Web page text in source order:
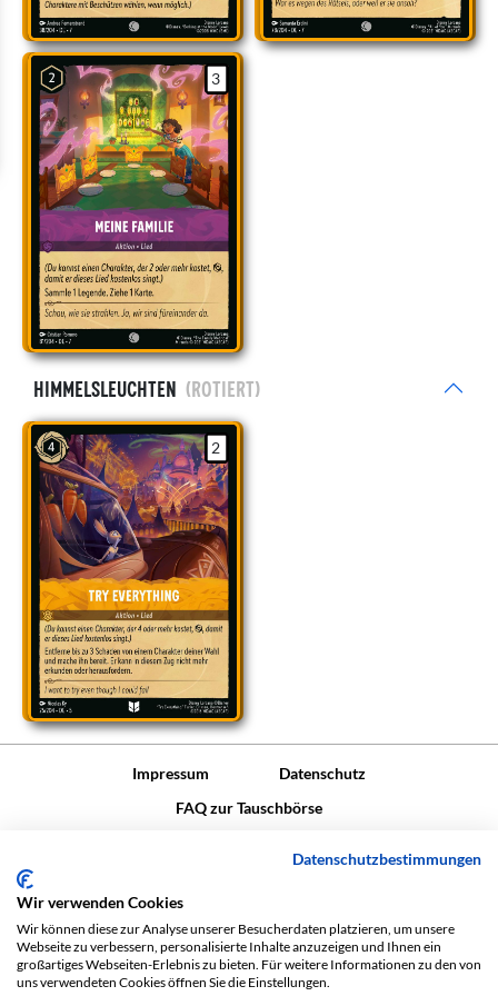
3
Himmelsleuchten (rotiert)
2
Impressum
Datenschutz
FAQ zur Tauschbörse
TCG und wird gemäß der
Community-Code-Richtlinie von Ravensburger
verwendet. Es ist uns ausdrücklich untersagt, für die Nutzung oder
den Zugriff auf diese Inhalte Gebühren zu berechnen. Diese Website
wird nicht von Disney oder Ravensburger veröffentlicht, unterstützt
Datenschutzbestimmungen
Wir verwenden Cookies
Wir können diese zur Analyse unserer Besucherdaten platzieren, um unsere
Webseite zu verbessern, personalisierte Inhalte anzuzeigen und Ihnen ein
großartiges Webseiten-Erlebnis zu bieten. Für weitere Informationen zu den von
uns verwendeten Cookies öffnen Sie die Einstellungen.